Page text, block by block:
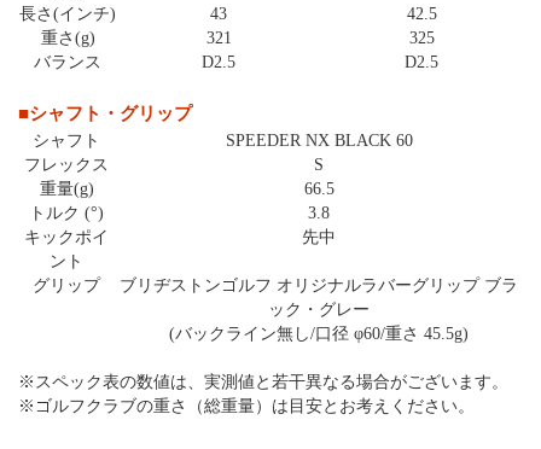
長さ(インチ) 43
42.5
重さ(g)
321
325
バランス
D2.5 D2.5
■シャフト・グリップ
シャフト
SPEEDER NX BLACK 60
フレックス
S
重量(g)
66.5
トルク (°)
3.8
キックポイ
ント
先中
グリップ
ブリヂストンゴルフ オリジナルラバーグリップ ブラ
ック・グレー
(バックライン無し/口径 φ60/重さ 45.5g)
※スペック表の数値は、実測値と若干異なる場合がございます。
※ゴルフクラブの重さ（総重量）は目安とお考えください。